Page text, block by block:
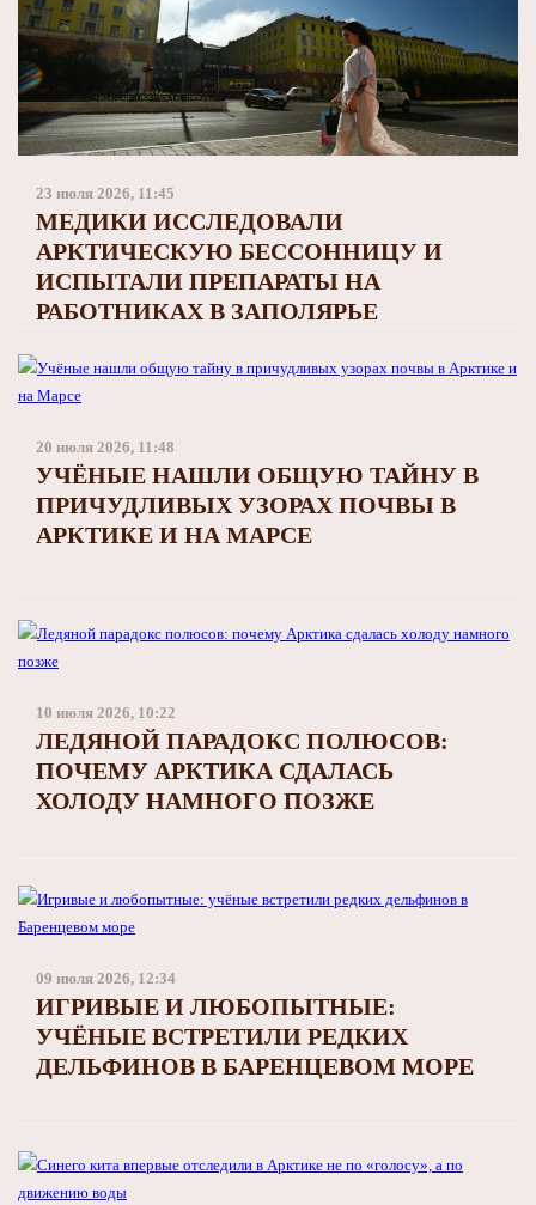
23 июля 2026, 11:45
МЕДИКИ ИССЛЕДОВАЛИ
АРКТИЧЕСКУЮ БЕССОННИЦУ И
ИСПЫТАЛИ ПРЕПАРАТЫ НА
РАБОТНИКАХ В ЗАПОЛЯРЬЕ
20 июля 2026, 11:48
УЧЁНЫЕ НАШЛИ ОБЩУЮ ТАЙНУ В
ПРИЧУДЛИВЫХ УЗОРАХ ПОЧВЫ В
АРКТИКЕ И НА МАРСЕ
10 июля 2026, 10:22
ЛЕДЯНОЙ ПАРАДОКС ПОЛЮСОВ:
ПОЧЕМУ АРКТИКА СДАЛАСЬ
ХОЛОДУ НАМНОГО ПОЗЖЕ
09 июля 2026, 12:34
ИГРИВЫЕ И ЛЮБОПЫТНЫЕ:
УЧЁНЫЕ ВСТРЕТИЛИ РЕДКИХ
ДЕЛЬФИНОВ В БАРЕНЦЕВОМ МОРЕ